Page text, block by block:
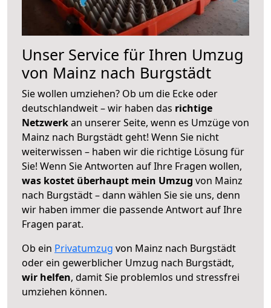
Unser Service für Ihren Umzug
von Mainz nach Burgstädt
Sie wollen umziehen? Ob um die Ecke oder
deutschlandweit – wir haben das richtige
Netzwerkan unserer Seite, wenn es Umzüge von
Mainz nach Burgstädt geht! Wenn Sie nicht
weiterwissen – haben wir die richtige Lösung für
Sie! Wenn Sie Antworten auf Ihre Fragen wollen,
was kostet überhaupt mein Umzug von Mainz
nach Burgstädt – dann wählen Sie sie uns, denn
wir haben immer die passende Antwort auf Ihre
Fragen parat.
Ob ein Privatumzug von Mainz nach Burgstädt
oder ein gewerblicher Umzug nach Burgstädt,
wir helfen, damit Sie problemlos und stressfrei
umziehen können.